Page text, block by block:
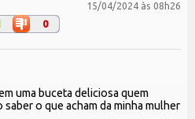
15/04/2024 às 08h26
0
uma buceta deliciosa quem
o que acham da minha mulher